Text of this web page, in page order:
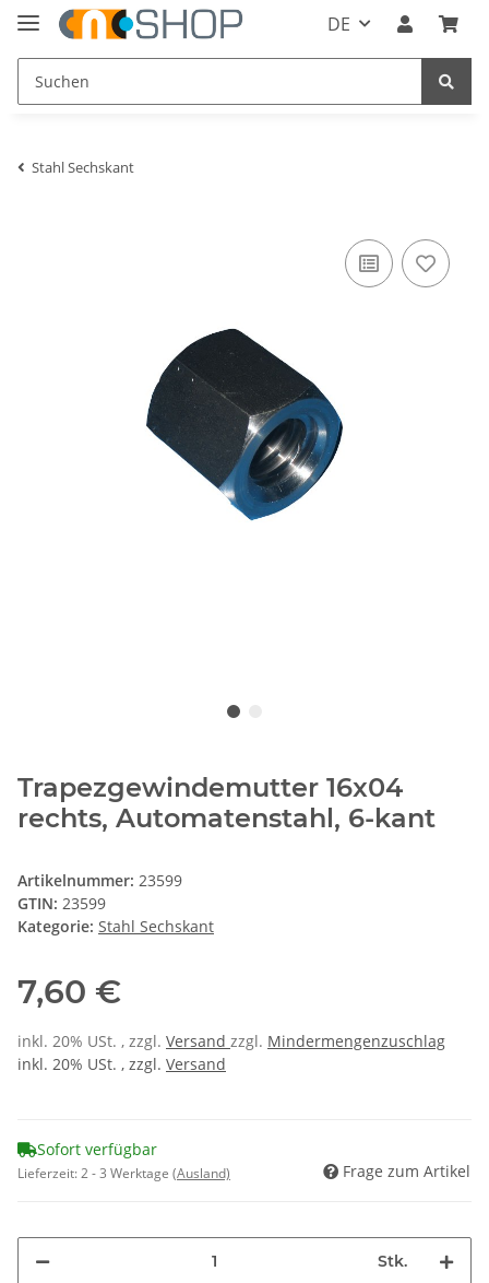
DE
Stahl Sechskant
Trapezgewindemutter 16x04
rechts, Automatenstahl, 6-kant
Artikelnummer: 23599
GTIN: 23599
Kategorie: Stahl Sechskant
7,60 €
inkl. 20% USt. , zzgl. Versand zzgl. Mindermengenzuschlag
inkl. 20% USt. , zzgl. Versand
Sofort verfügbar
Lieferzeit:2 - 3 Werktage (Ausland) Frage zum Artikel
Stk.